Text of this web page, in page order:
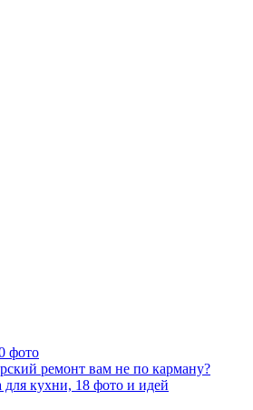
фото
ремонт вам не по карману?
кухни, 18 фото и идей